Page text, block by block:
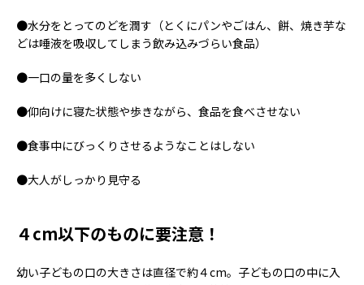
●水分をとってのどを潤す（とくにパンやごはん、餅、焼き芋な
どは唾液を吸収してしまう飲み込みづらい食品）
●一口の量を多くしない
●仰向けに寝た状態や歩きながら、食品を食べさせない
●食事中にびっくりさせるようなことはしない
●大人がしっかり見守る
４cm以下のものに要注意！
幼い子どもの口の大きさは直径で約４cm。子どもの口の中に入